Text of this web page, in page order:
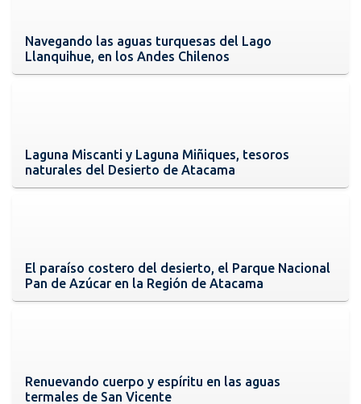
Navegando las aguas turquesas del Lago
Llanquihue, en los Andes Chilenos
Laguna Miscanti y Laguna Miñiques, tesoros
naturales del Desierto de Atacama
El paraíso costero del desierto, el Parque Nacional
Pan de Azúcar en la Región de Atacama
Renuevando cuerpo y espíritu en las aguas
termales de San Vicente